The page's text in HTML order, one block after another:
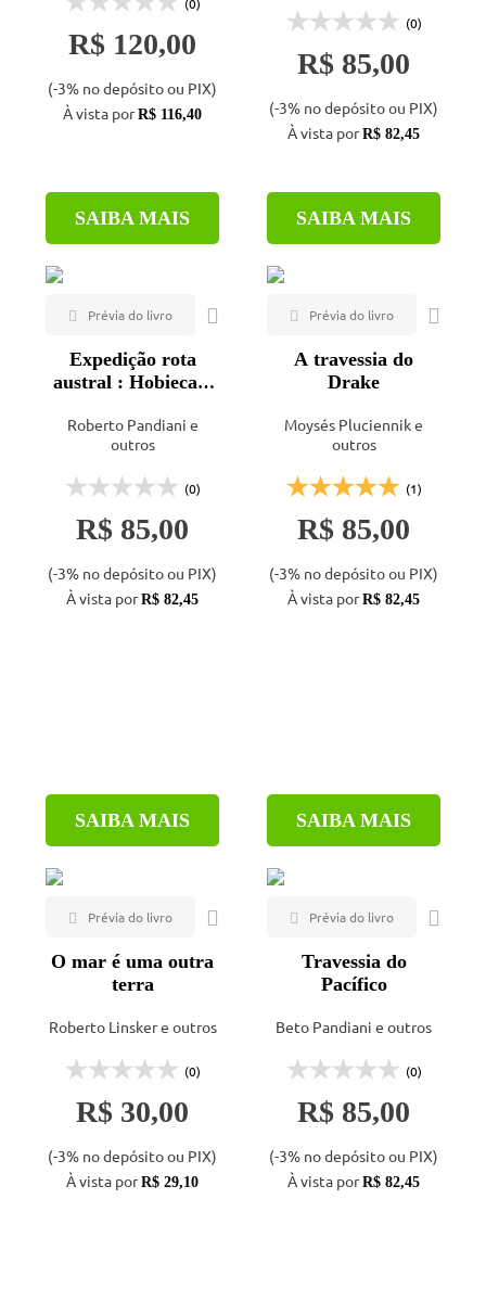
R$ 120,00
(-3% no depósito ou PIX)
À vista porR$ 116,40
SAIBA MAIS
(0)
R$ 85,00
(-3% no depósito ou PIX)
À vista porR$ 82,45
SAIBA MAIS
Expedição rota
austral : Hobiecats
horn
Roberto Pandiani e
outros
(0)
R$ 85,00
(-3% no depósito ou PIX)
À vista porR$ 82,45
SAIBA MAIS
A travessia do
Drake
Moysés Pluciennik e
outros
(1)
R$ 85,00
(-3% no depósito ou PIX)
À vista porR$ 82,45
SAIBA MAIS
O mar é uma outra
terra
Roberto Linsker e outros
(0)
R$ 30,00
(-3% no depósito ou PIX)
À vista porR$ 29,10
Travessia do
Pacífico
Beto Pandiani e outros
(0)
R$ 85,00
(-3% no depósito ou PIX)
À vista porR$ 82,45